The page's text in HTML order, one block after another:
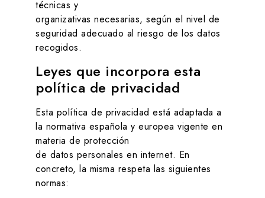
técnicas y
organizativas necesarias, según el nivel de
seguridad adecuado al riesgo de los datos
recogidos.
Leyes que incorpora esta
política de privacidad
Esta política de privacidad está adaptada a
la normativa española y europea vigente en
materia de protección
de datos personales en internet. En
concreto, la misma respeta las siguientes
normas: